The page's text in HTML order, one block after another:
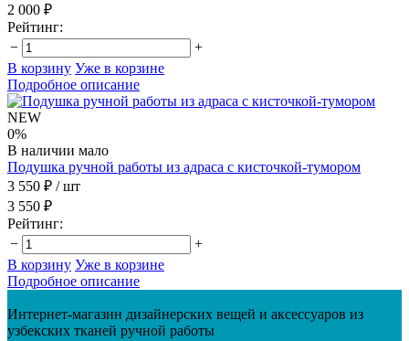
2 000 ₽
Рейтинг:
−
+
В корзину Уже в корзине
Подробное описание
NEW
0%
В наличии мало
Подушка ручной работы из адраса с кисточкой-тумором
3 550 ₽ / шт
3 550 ₽
Рейтинг:
−
+
В корзину Уже в корзине
Подробное описание
Интернет-магазин дизайнерских вещей и аксессуаров из
узбекских тканей ручной работы